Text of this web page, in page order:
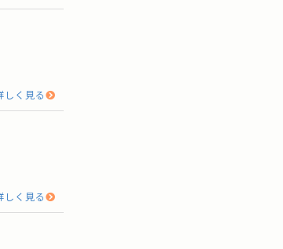
しく見る
しく見る